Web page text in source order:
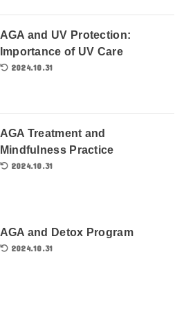
AGA and UV Protection:
Importance of UV Care
2024.10.31
AGA Treatment and
Mindfulness Practice
2024.10.31
AGA and Detox Program
2024.10.31